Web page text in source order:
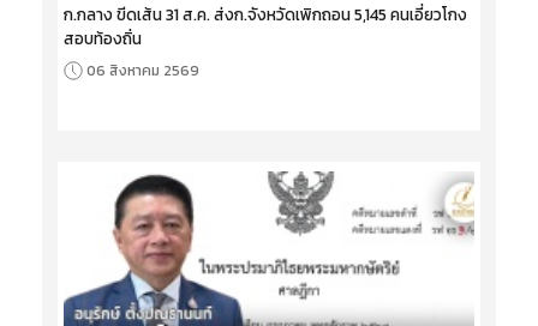
ก.กลาง ขีดเส้น 31 ส.ค. ส่งก.จังหวัดเพิกถอน 5,145 คนเอี่ยวโกง
สอบท้องถิ่น
06 สิงหาคม 2569